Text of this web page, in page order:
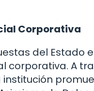
Corporativa
del Estado
corporativa. A